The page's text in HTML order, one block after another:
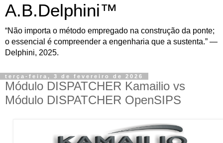
A.B.Delphini™
“Não importa o método empregado na construção da ponte;
o essencial é compreender a engenharia que a sustenta.” —
Delphini, 2025.
terça-feira, 3 de fevereiro de 2026
Módulo DISPATCHER Kamailio vs
Módulo DISPATCHER OpenSIPS